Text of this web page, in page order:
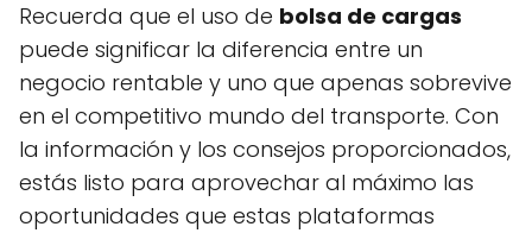
Recuerda que el uso de bolsa de cargas
puede significar la diferencia entre un
negocio rentable y uno que apenas sobrevive
en el competitivo mundo del transporte. Con
la información y los consejos proporcionados,
estás listo para aprovechar al máximo las
oportunidades que estas plataformas